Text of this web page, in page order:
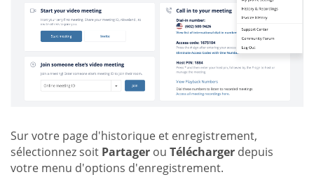
Sur votre page d'historique et enregistrement,
sélectionnez soit Partager ou Télécharger depuis
votre menu d'options d'enregistrement.